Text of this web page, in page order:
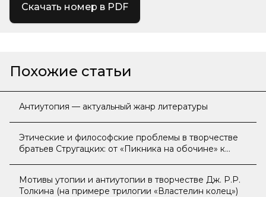
Скачать номер в PDF
Похожие статьи
Антиутопия — актуальный жанр литературы
Этические и философские проблемы в творчестве
братьев Стругацких: от «Пикника на обочине» к
Мотивы утопии и антиутопии в творчестве Дж. Р.Р.
Толкина (на примере трилогии «Властелин колец»)